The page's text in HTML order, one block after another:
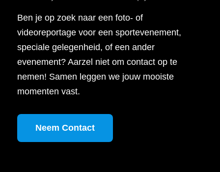
Ben je op zoek naar een foto- of
videoreportage voor een sportevenement,
speciale gelegenheid, of een ander
evenement? Aarzel niet om contact op te
nemen! Samen leggen we jouw mooiste
momenten vast.
Neem Contact